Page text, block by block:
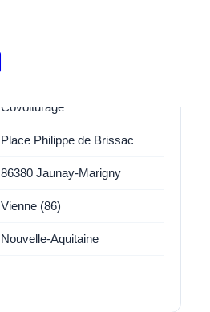
Covoiturage
Place Philippe de Brissac
86380 Jaunay-Marigny
Vienne (86)
Nouvelle-Aquitaine